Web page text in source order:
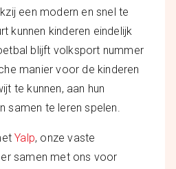
een modern en snel te
kunnen kinderen eindelijk
blijft volksport nummer
manier voor de kinderen
te kunnen, aan hun
samen te leren spelen.
Yalp, onze vaste
samen met ons voor